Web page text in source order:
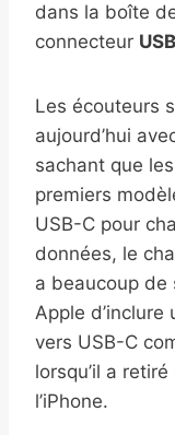
dans la boîte
connecteur
Les écouteurs
aujourd’hui
sachant que
premiers
USB-C pour
données, le
a beaucoup de
Apple
vers USB-C
lorsqu’il a
l’iPhone.